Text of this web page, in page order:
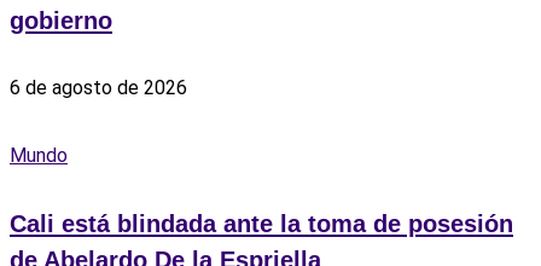
gobierno
6 de agosto de 2026
Mundo
Cali está blindada ante la toma de posesión
de Abelardo De la Espriella